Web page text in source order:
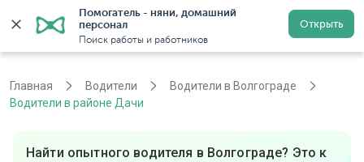
Помогатель - няни, домашний
персонал
Поиск работы и работников
Открыть
Волгоград Регистрация
Главная Водители
Водители в Волгограде
Водители в районе Дачи
Найти опытного водителя в Волгограде? Это к